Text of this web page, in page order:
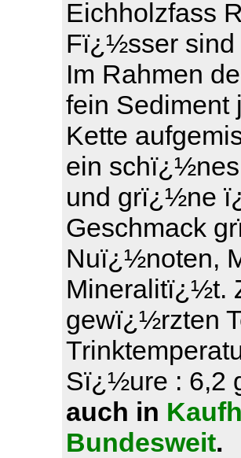
Eichholzfass
Fï¿½sser sind
Im Rahmen
fein Sediment
Kette
ein
und grï¿½ne
Geschmack
Nuï¿½noten,
Mineralitï¿½t.
gewï¿½rzten
Sï¿½ure : 6,2
auch in
Bundesweit.